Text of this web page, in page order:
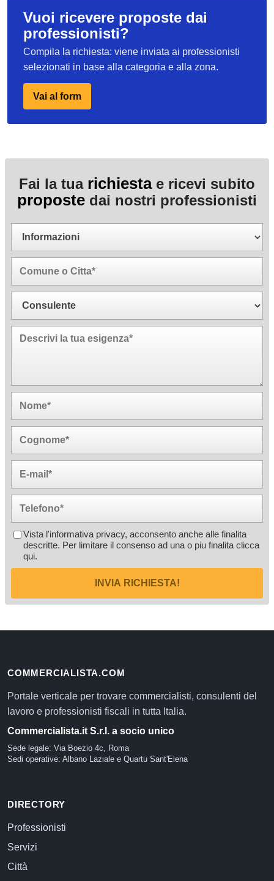
Vuoi ricevere proposte dai
professionisti?
Compila la richiesta: viene inviata ai professionisti
selezionati in base alla categoria e alla zona.
Vai al form
Fai la tua richiestae ricevi subito
proposte dai nostri professionisti
Vista l'informativa privacy, acconsento anche alle finalita
descritte. Per limitare il consenso ad una o piu finalita clicca
qui.
INVIA RICHIESTA!
COMMERCIALISTA.COM
Portale verticale per trovare commercialisti, consulenti del
lavoro e professionisti fiscali in tutta Italia.
Commercialista.it S.r.l. a socio unico
Sede legale: Via Boezio 4c, Roma
Sedi operative: Albano Laziale e Quartu Sant'Elena
DIRECTORY
Professionisti
Servizi
Città